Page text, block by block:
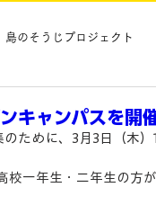
島のそうじプロジェクト
キャンパスを開
ために、3月3日（木
校一年生・二年生の方が